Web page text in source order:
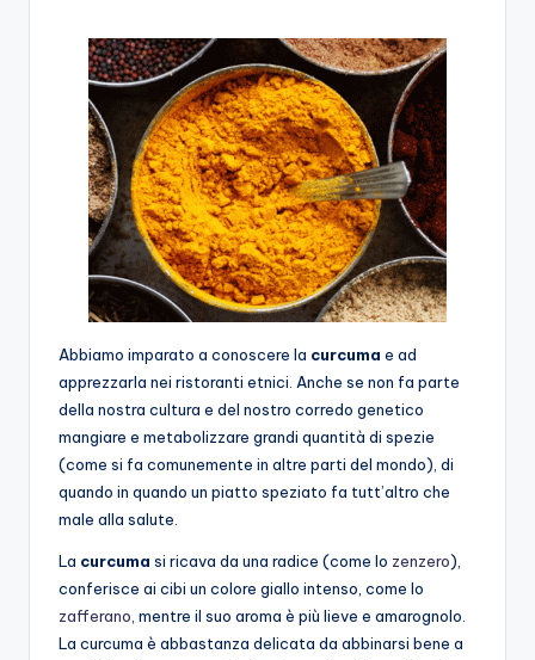
Abbiamo imparato a conoscere la curcuma e ad
apprezzarla nei ristoranti etnici. Anche se non fa parte
della nostra cultura e del nostro corredo genetico
mangiare e metabolizzare grandi quantità di spezie
(come si fa comunemente in altre parti del mondo), di
quando in quando un piatto speziato fa tutt’altro che
male alla salute.
La curcuma si ricava da una radice (come lo zenzero),
conferisce ai cibi un colore giallo intenso, come lo
zafferano, mentre il suo aroma è più lieve e amarognolo.
La curcuma è abbastanza delicata da abbinarsi bene a